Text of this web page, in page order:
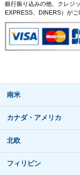
銀行振り込みの他、クレジ
EXPRESS、DINERS）がご
南米
カナダ・アメリカ
北欧
フィリピン